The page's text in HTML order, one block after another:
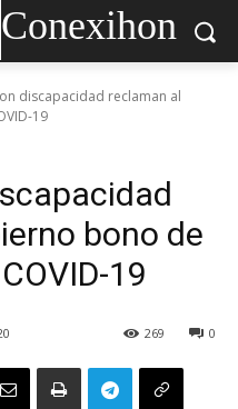
Conexihon
discapacidad reclaman al
19
bono de
19
0
269